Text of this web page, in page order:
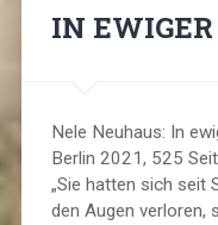
IN
Nele Neuhaus: In
Berlin 2021, 525
„Sie hatten sich seit
den Augen verloren,